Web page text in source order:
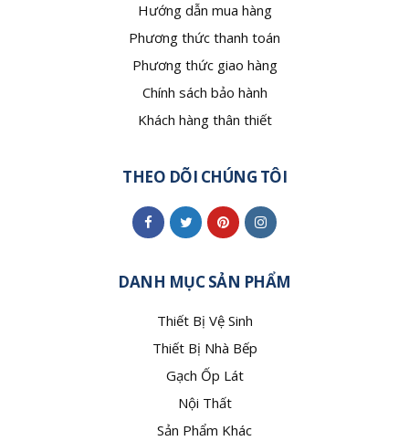
Hướng dẫn mua hàng
Phương thức thanh toán
Phương thức giao hàng
Chính sách bảo hành
Khách hàng thân thiết
THEO DÕI CHÚNG TÔI
DANH MỤC SẢN PHẨM
Thiết Bị Vệ Sinh
Thiết Bị Nhà Bếp
Gạch Ốp Lát
Nội Thất
Sản Phẩm Khác